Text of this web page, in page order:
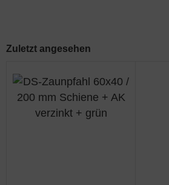
Zuletzt angesehen